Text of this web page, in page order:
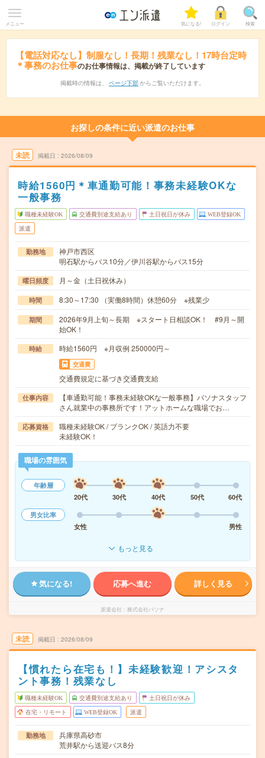
メニュー 気になる! ログイン 検索
【電話対応なし】制服なし！長期！残業なし！17時台定時
＊事務のお仕事のお仕事情報は、掲載が終了しています
掲載時の情報は、 ページ下部 からご覧いただけます。
お探しの条件に近い派遣のお仕事
未読 掲載日 2026/08/09
時給1560円＊車通勤可能！事務未経験OKな
一般事務
職種未経験OK 交通費別途支給あり 土日祝日が休み WEB登録OK
派遣
勤務地
神戸市西区
明石駅からバス10分／伊川谷駅からバス15分
曜日頻度 月～金（土日祝休み）
時間 8:30～17:30 （実働8時間）休憩60分 ※残業少
期間
2026年9月上旬～長期 ※スタート日相談OK！ #9月～開
始OK！
時給 時給1560円 ※月収例 250000円～
交通費
交通費規定に基づき交通費支給
仕事内容
【車通勤可能！事務未経験OKな一般事務】パソナスタッフ
さん就業中の事務所です！アットホームな職場でお…
応募資格
職種未経験OK / ブランクOK / 英語力不要
未経験OK！
職場の雰囲気
年齢層
20代
30代 40代 50代
60代
男女比率
女性
男性
もっと見る
気になる! 応募へ進む 詳しく見る
派遣会社 株式会社パソナ
未読 掲載日 2026/08/09
【慣れたら在宅も！】未経験歓迎！アシスタ
ント事務！残業なし
職種未経験OK 交通費別途支給あり 土日祝日が休み
在宅・リモート WEB登録OK 派遣
勤務地
兵庫県高砂市
荒井駅から送迎バス8分